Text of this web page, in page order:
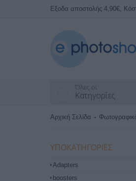
Εξοδα αποστολής 4,90€,
Όλες οι
Κατηγορίες
Αρχική Σελίδα
ΥΠΟΚΑΤΗΓΟΡΊΕΣ
Adapters
boosters